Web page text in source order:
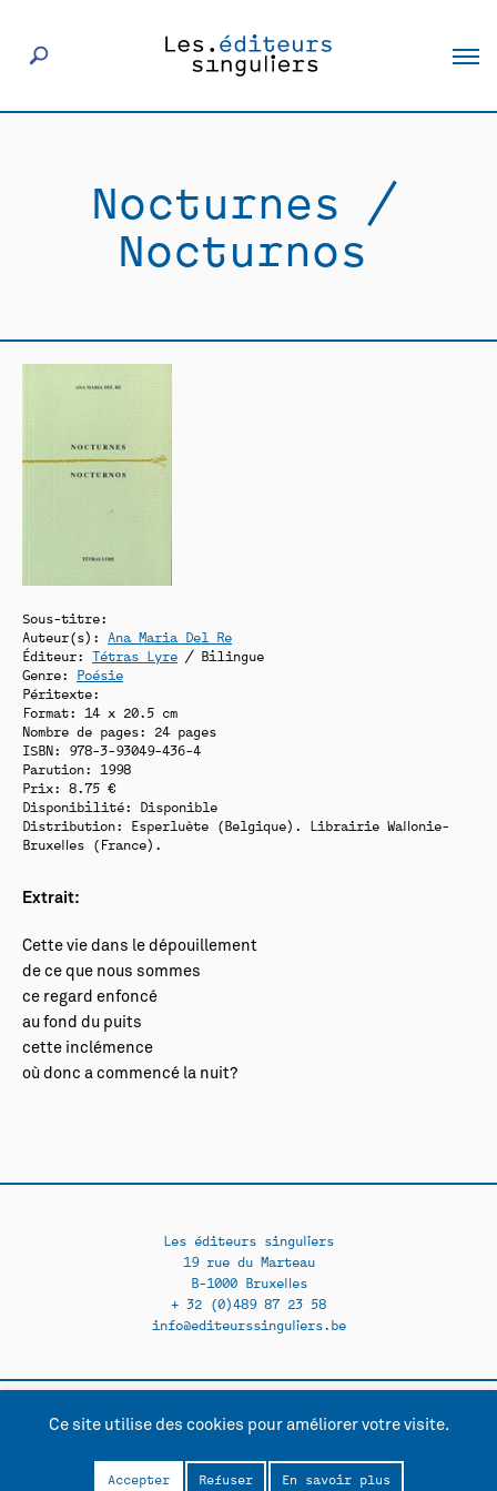
Éditeurs
Actualités
Nocturnes /
Nocturnos
Sous-titre:
Auteur(s): Ana Maria Del Re
Éditeur: Tétras Lyre / Bilingue
Genre: Poésie
Péritexte:
Format: 14 x 20.5 cm
Nombre de pages: 24 pages
ISBN: 978-3-93049-436-4
Parution: 1998
Prix: 8.75 €
Disponibilité:
Disponible
Distribution: Esperluète (Belgique). Librairie Wallonie-
Bruxelles (France).
Extrait:
Cette vie dans le dépouillement
de ce que nous sommes
ce regard enfoncé
au fond du puits
cette inclémence
où donc a commencé la nuit?
Les éditeurs singuliers
19 rue du Marteau
B-1000 Bruxelles
+ 32 (0)489 87 23 58
info@editeurssinguliers.be
Instagram →
Contact
Politique de confidentialité
Ce site utilise des cookies pour améliorer votre visite.
Accepter Refuser En savoir plus